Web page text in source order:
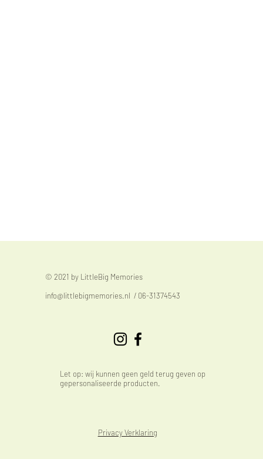
© 2021 by LittleBig Memories
info@littlebigmemories.nl / 06-31374543
Let op: wij kunnen geen geld terug geven op
gepersonaliseerde producten.
Privacy Verklaring